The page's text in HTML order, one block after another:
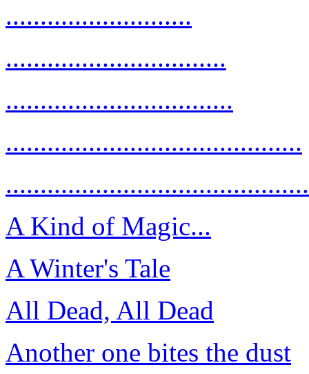
...........................
................................
.................................
...........................................
A Kind of Magic...
A Winter's Tale
All Dead, All Dead
Another one bites the dust